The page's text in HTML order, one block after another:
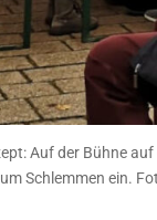
Auf der Bühne
Schlemmen ein.